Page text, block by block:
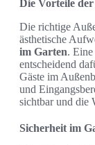
Die Vorteile
Die richtige
ästhetische
im Garten.
entscheidend
Gäste im
und
sichtbar und die
Sicherheit im